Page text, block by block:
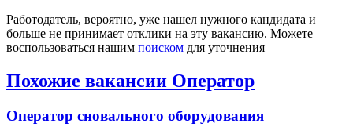
Работодатель, вероятно, уже нашел нужного кандидата и
больше не принимает отклики на эту вакансию. Можете
воспользоваться нашим поиском для уточнения
Похожие вакансии Оператор
Оператор сновального оборудования